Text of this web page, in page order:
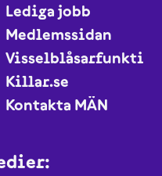
Lediga jobb
Medlemssidan
Visselblåsarfunktion
Killar.se
Kontakta MÄN